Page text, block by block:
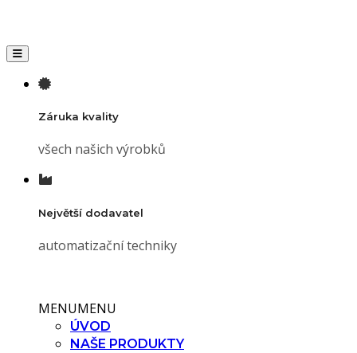
Toggle navigation
Záruka kvality
všech našich výrobků
Největší dodavatel
automatizační techniky
MENUMENU
ÚVOD
NAŠE PRODUKTY